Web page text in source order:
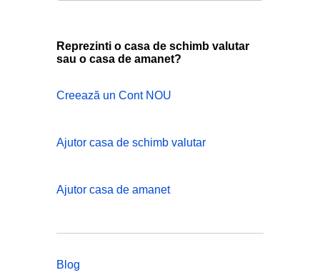
Reprezinti o casa de schimb valutar
sau o casa de amanet?
Creează un Cont NOU
Ajutor casa de schimb valutar
Ajutor casa de amanet
Blog